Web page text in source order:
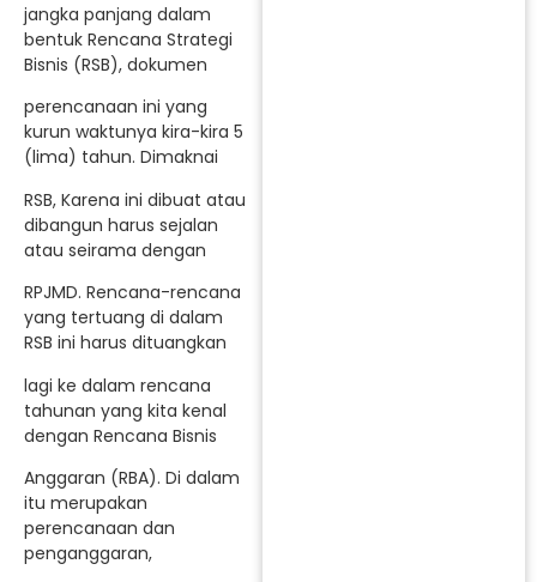
jangka panjang dalam
bentuk Rencana Strategi
Bisnis (RSB), dokumen
perencanaan ini yang
kurun waktunya kira-kira 5
(lima) tahun. Dimaknai
RSB, Karena ini dibuat atau
dibangun harus sejalan
atau seirama dengan
RPJMD. Rencana-rencana
yang tertuang di dalam
RSB ini harus dituangkan
lagi ke dalam rencana
tahunan yang kita kenal
dengan Rencana Bisnis
Anggaran (RBA). Di dalam
itu merupakan
perencanaan dan
penganggaran,